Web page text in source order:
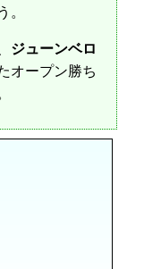
ジューンベロ
オープン勝ち